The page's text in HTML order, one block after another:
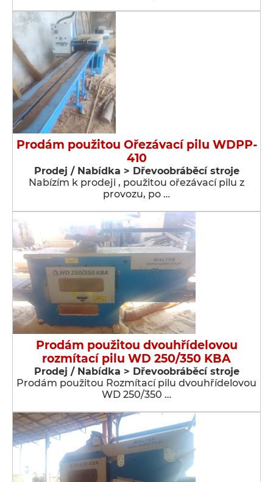
Prodám použitou Ořezávací pilu WDPP-
410
Prodej / Nabídka > Dřevoobráběcí stroje
Nabízím k prodeji , použitou ořezávací pilu z
provozu, po …
Prodám použitou dvouhřídelovou
rozmítací pilu WD 250/350 KBA
Prodej / Nabídka > Dřevoobráběcí stroje
Prodám použitou Rozmítací pilu dvouhřídelovou
WD 250/350 …